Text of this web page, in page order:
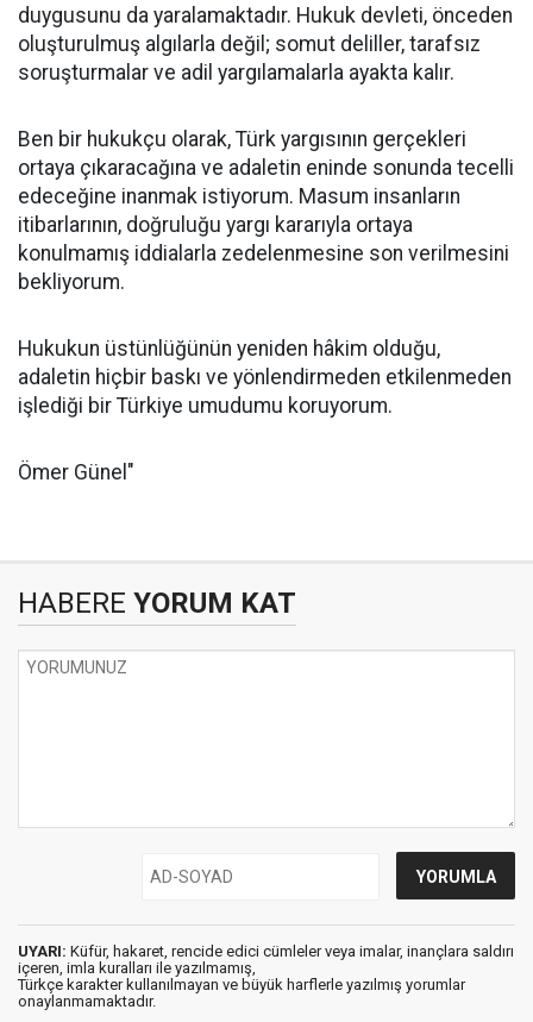
duygusunu da yaralamaktadır. Hukuk devleti, önceden
oluşturulmuş algılarla değil; somut deliller, tarafsız
soruşturmalar ve adil yargılamalarla ayakta kalır.
Ben bir hukukçu olarak, Türk yargısının gerçekleri
ortaya çıkaracağına ve adaletin eninde sonunda tecelli
edeceğine inanmak istiyorum. Masum insanların
itibarlarının, doğruluğu yargı kararıyla ortaya
konulmamış iddialarla zedelenmesine son verilmesini
bekliyorum.
Hukukun üstünlüğünün yeniden hâkim olduğu,
adaletin hiçbir baskı ve yönlendirmeden etkilenmeden
işlediği bir Türkiye umudumu koruyorum.
Ömer Günel"
HABERE YORUM KAT
UYARI: Küfür, hakaret, rencide edici cümleler veya imalar, inançlara saldırı
içeren, imla kuralları ile yazılmamış,
Türkçe karakter kullanılmayan ve büyük harflerle yazılmış yorumlar
onaylanmamaktadır.